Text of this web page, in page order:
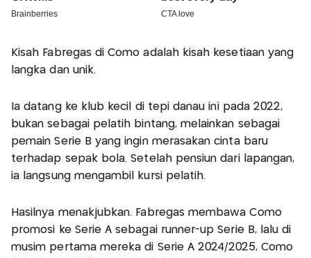
Kisah Fabregas di Como adalah kisah kesetiaan yang
langka dan unik.
Ia datang ke klub kecil di tepi danau ini pada 2022,
bukan sebagai pelatih bintang, melainkan sebagai
pemain Serie B yang ingin merasakan cinta baru
terhadap sepak bola. Setelah pensiun dari lapangan,
ia langsung mengambil kursi pelatih.
Hasilnya menakjubkan. Fabregas membawa Como
promosi ke Serie A sebagai runner-up Serie B, lalu di
musim pertama mereka di Serie A 2024/2025, Como